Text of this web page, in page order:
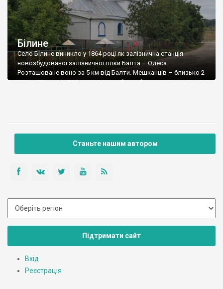
Білине
Село Білине виникло у 1864 році як залізнична станція
новозбудованої залізничної гілки Балта – Одеса.
Розташоване воно за 5 км від Балти. Мешканців – близько 2
тисяч. Наприкінці 19 століття тут була збудована церква
Станьте нашим автором
Підтримати сайт
Вхід
Реєстрація